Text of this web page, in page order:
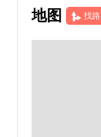
地图 找路